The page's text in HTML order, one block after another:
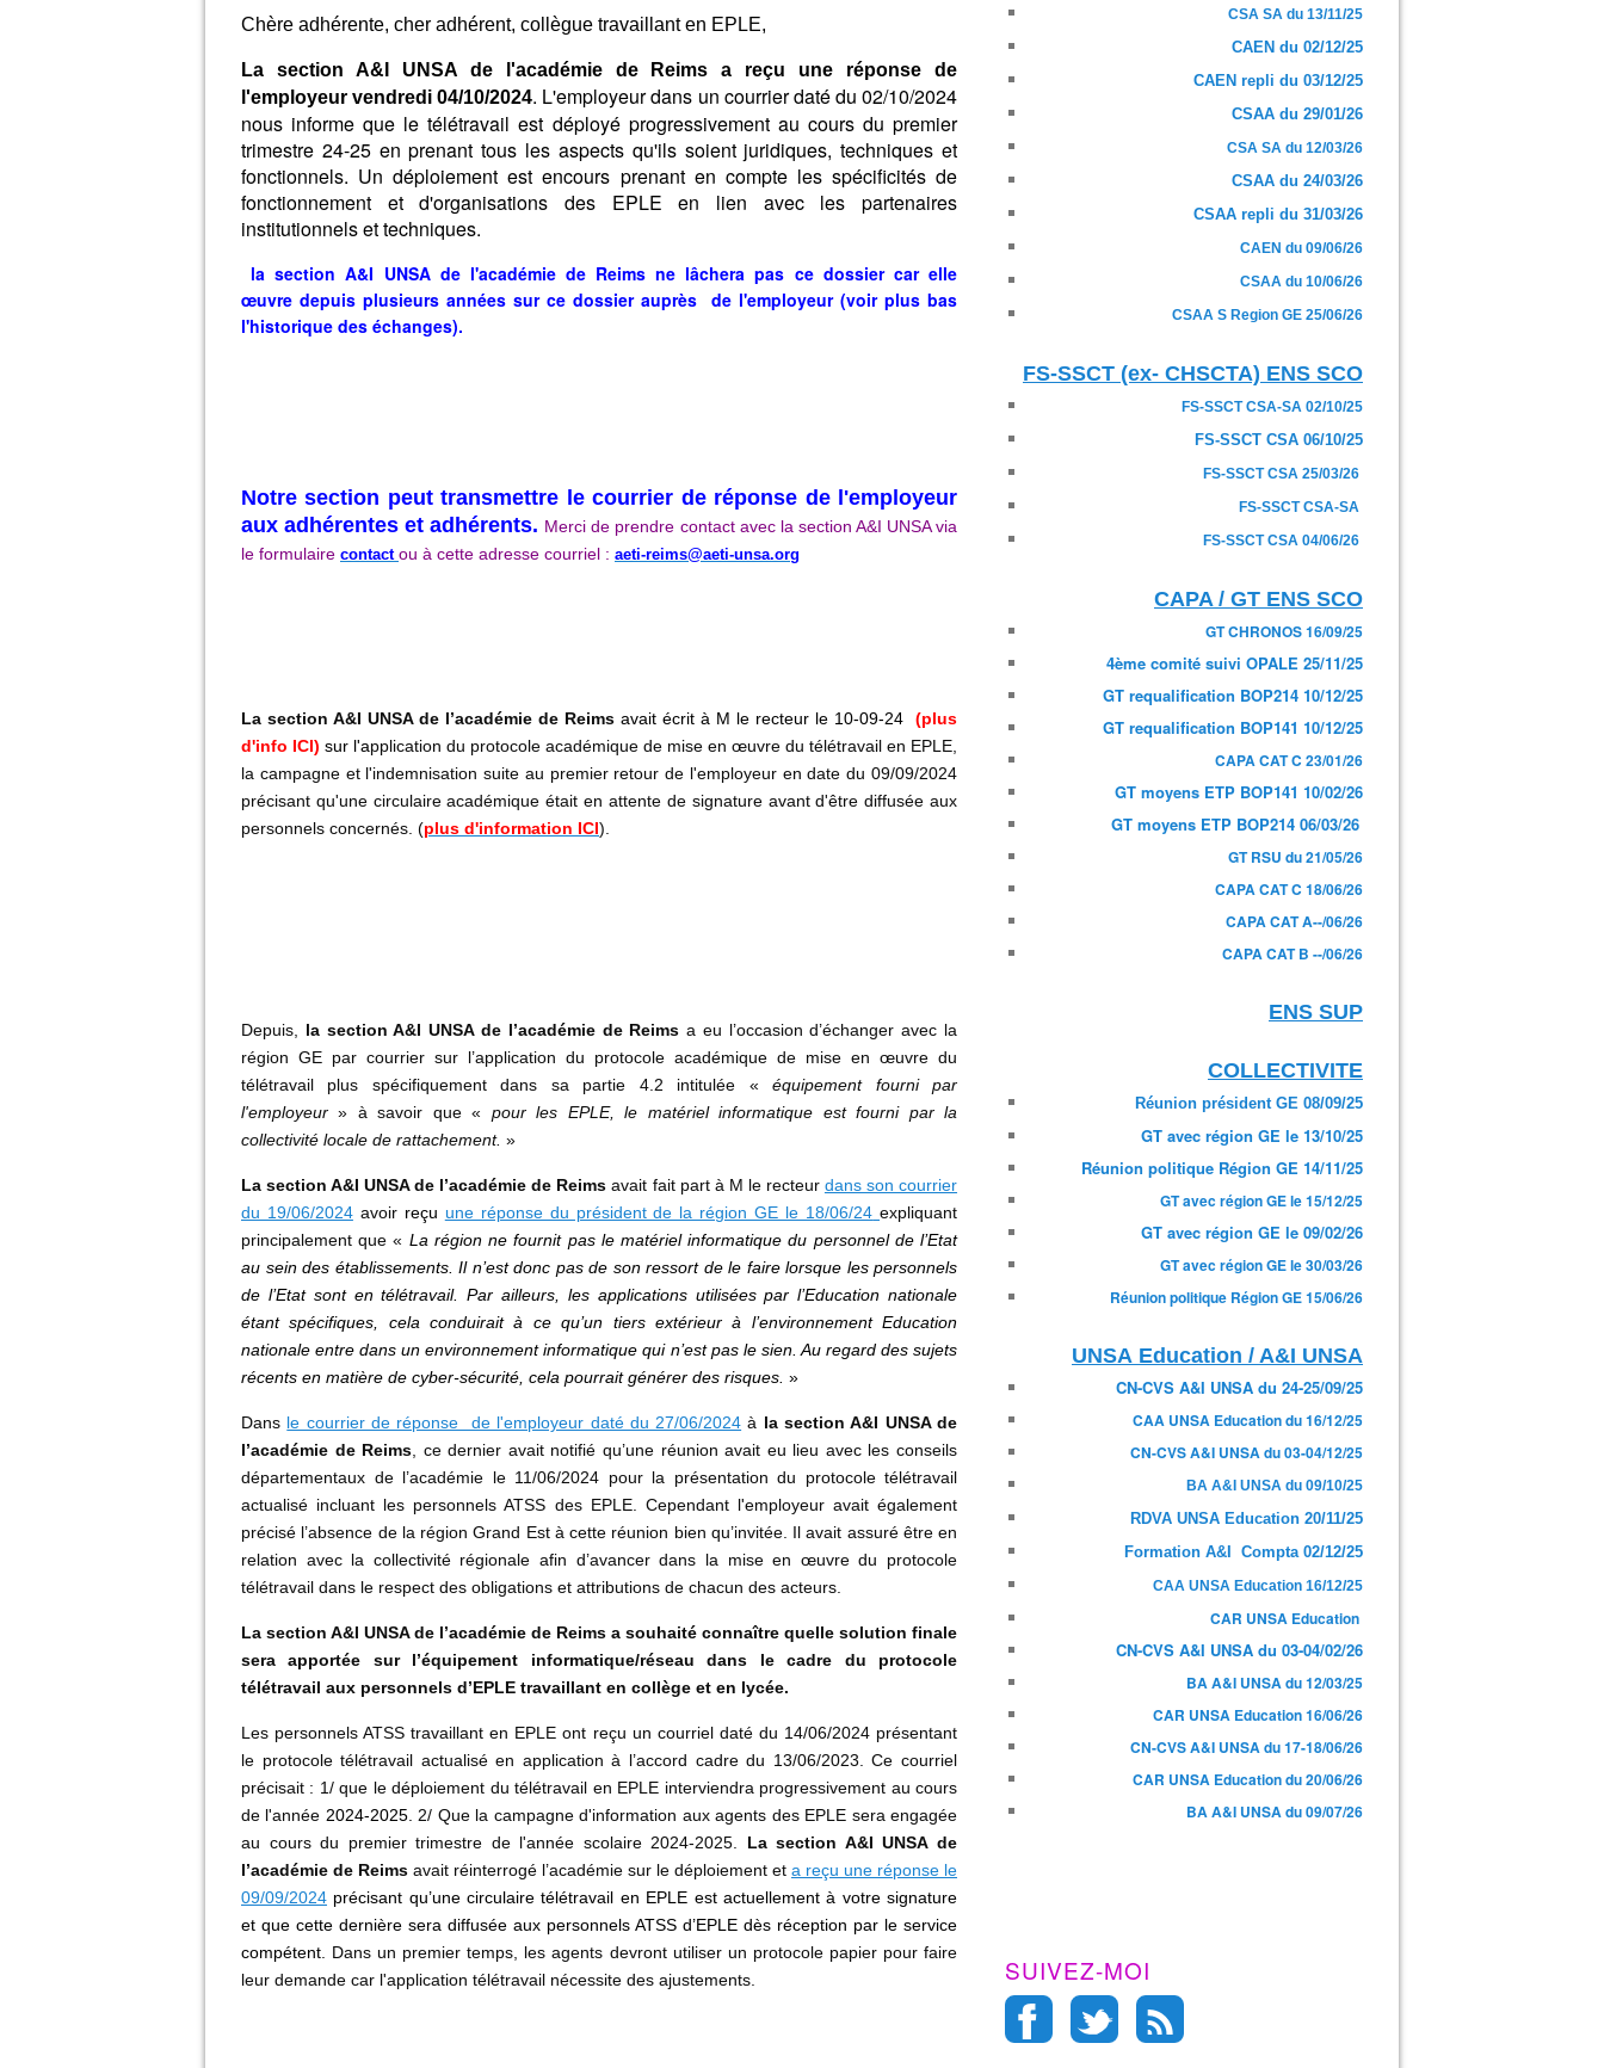
Chère adhérente, cher adhérent, collègue travaillant en EPLE,
La section A&I UNSA de l'académie de Reims a reçu une réponse de
l'employeur vendredi 04/10/2024. L'employeur dans un courrier daté du 02/10/2024
nous informe que le télétravail est déployé progressivement au cours du premier
trimestre 24-25 en prenant tous les aspects qu'ils soient juridiques, techniques et
fonctionnels. Un déploiement est encours prenant en compte les spécificités de
fonctionnement et d'organisations des EPLE en lien avec les partenaires
institutionnels et techniques.
la section A&I UNSA de l'académie de Reims ne lâchera pas ce dossier car elle
œuvre depuis plusieurs années sur ce dossier auprès de l'employeur (voir plus bas
l'historique des échanges).
Notre section peut transmettre le courrier de réponse de l'employeur
aux adhérentes et adhérents. Merci de prendre contact avec la section A&I UNSA via
le formulaire contact ou à cette adresse courriel : aeti-reims@aeti-unsa.org
La section A&I UNSA de l’académie de Reims avait écrit à M le recteur le 10-09-24 (plus
d'info ICI) sur l'application du protocole académique de mise en œuvre du télétravail en EPLE,
la campagne et l'indemnisation suite au premier retour de l'employeur en date du 09/09/2024
précisant qu'une circulaire académique était en attente de signature avant d'être diffusée aux
personnels concernés. (plus d'information ICI).
Depuis, la section A&I UNSA de l’académie de Reims a eu l’occasion d’échanger avec la
région GE par courrier sur l’application du protocole académique de mise en œuvre du
télétravail plus spécifiquement dans sa partie 4.2 intitulée «équipement fourni par
l'employeur » à savoir que « pour les EPLE, le matériel informatique est fourni par la
collectivité locale de rattachement. »
La section A&I UNSA de l’académie de Reims avait fait part à M le recteur dans son courrier
du 19/06/2024 avoir reçu une réponse du président de la région GE le 18/06/24 expliquant
principalement que « La région ne fournit pas le matériel informatique du personnel de l’Etat
au sein des établissements. Il n’est donc pas de son ressort de le faire lorsque les personnels
de l’Etat sont en télétravail. Par ailleurs, les applications utilisées par l’Education nationale
étant spécifiques, cela conduirait à ce qu’un tiers extérieur à l’environnement Education
nationale entre dans un environnement informatique qui n’est pas le sien. Au regard des sujets
récents en matière de cyber-sécurité, cela pourrait générer des risques. »
Dans le courrier de réponse de l'employeur daté du 27/06/2024 à la section A&I UNSA de
l’académie de Reims , ce dernier avait notifié qu’une réunion avait eu lieu avec les conseils
départementaux de l’académie le 11/06/2024 pour la présentation du protocole télétravail
actualisé incluant les personnels ATSS des EPLE. Cependant l'employeur avait également
précisé l’absence de la région Grand Est à cette réunion bien qu’invitée. Il avait assuré être en
relation avec la collectivité régionale afin d’avancer dans la mise en œuvre du protocole
télétravail dans le respect des obligations et attributions de chacun des acteurs.
La section A&I UNSA de l’académie de Reims a souhaité connaître quelle solution finale
sera apportée sur l’équipement informatique/réseau dans le cadre du protocole
télétravail aux personnels d’EPLE travaillant en collège et en lycée.
Les personnels ATSS travaillant en EPLE ont reçu un courriel daté du 14/06/2024 présentant
le protocole télétravail actualisé en application à l’accord cadre du 13/06/2023. Ce courriel
précisait : 1/ que le déploiement du télétravail en EPLE interviendra progressivement au cours
de l'année 2024-2025. 2/ Que la campagne d'information aux agents des EPLE sera engagée
au cours du premier trimestre de l'année scolaire 2024-2025.
La section A&I UNSA de
l’académie de Reims avait réinterrogé l’académie sur le déploiement et a reçu une réponse le
09/09/2024 précisant qu’une circulaire télétravail en EPLE est actuellement à votre signature
et que cette dernière sera diffusée aux personnels ATSS d’EPLE dès réception par le service
compétent . Dans un premier temps, les agents devront utiliser un protocole papier pour faire
leur demande car l'application télétravail nécessite des ajustements.
CSA SA du 13/11/25
CAEN du 02/12/25
CAEN repli du 03/12/25
CSAA du 29/01/26
CSA SA du 12/03/26
CSAA du 24/03/26
CSAA repli du 31/03/26
CAEN du 09/06/26
CSAA du 10/06/26
CSAA S Region GE 25/06/26
FS-SSCT (ex- CHSCTA) ENS SCO
FS-SSCT CSA-SA 02/10/25
FS-SSCT CSA 06/10/25
FS-SSCT CSA 25/03/26
FS-SSCT CSA-SA
FS-SSCT CSA 04/06/26
CAPA / GT ENS SCO
GT CHRONOS 16/09/25
4ème comité suivi OPALE 25/11/25
GT requalification BOP214 10/12/25
GT requalification BOP141 10/12/25
CAPA CAT C 23/01/26
GT moyens ETP BOP141 10/02/26
GT moyens ETP BOP214 06/03/26
GT RSU du 21/05/26
CAPA CAT C 18/06/26
CAPA CAT A--/06/26
CAPA CAT B --/06/26
ENS SUP
COLLECTIVITE
Réunion président GE 08/09/25
GT avec région GE le 13/10/25
Réunion politique Région GE 14/11/25
GT avec région GE le 15/12/25
GT avec région GE le 09/02/26
GT avec région GE le 30/03/26
Réunion politique Région GE 15/06/26
UNSA Education / A&I UNSA
CN-CVS A&I UNSA du 24-25/09/25
CAA UNSA Education du 16/12/25
CN-CVS A&I UNSA du 03-04/12/25
BA A&I UNSA du 09/10/25
RDVA UNSA Education 20/11/25
Formation A&I Compta 02/12/25
CAA UNSA Education 16/12/25
CAR UNSA Education
CN-CVS A&I UNSA du 03-04/02/26
BA A&I UNSA du 12/03/25
CAR UNSA Education 16/06/26
CN-CVS A&I UNSA du 17-18/06/26
CAR UNSA Education du 20/06/26
BA A&I UNSA du 09/07/26
SUIVEZ-MOI